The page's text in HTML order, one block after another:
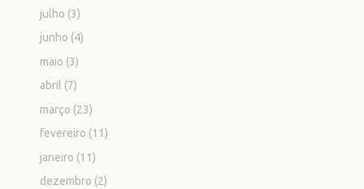
julho (3)
junho (4)
maio (3)
abril (7)
março (23)
fevereiro (11)
janeiro (11)
dezembro (2)